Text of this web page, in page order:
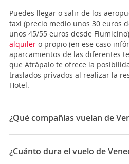
Puedes llegar o salir de los
taxi (precio medio unos 30 euros
unos 45/55 euros desde
alquiler o propio (en ese caso
aparcamientos de las diferentes
que Atrápalo te ofrece la
traslados privados al realizar la
Hotel.
¿Qué compañías vuelan de
Las compañías que vuelan de
Airways, APG Airlines, Trenitalia
¿Cuánto dura el vuelo de